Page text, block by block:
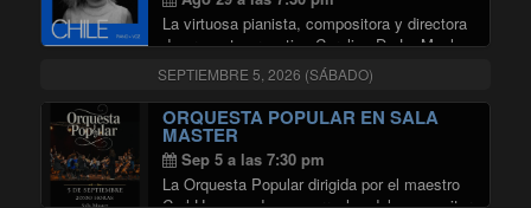
La virtuosa pianista, compositora y directora
de orquesta argentina Carolina De La Muela
llega por primera vez a Chile para ofrecer un
concierto íntimo que promete acariciar el
alma. Conocida por su profunda sensibilidad
en …Continuar leyendo"CAROLINA DE LA MUELA
SEPTIEMBRE 5, 2026 (SÁBADO)
ORQUESTA POPULAR EN SALA
MASTER
Sep 5 a las 7:30 pm
La Orquesta Popular dirigida por el maestro